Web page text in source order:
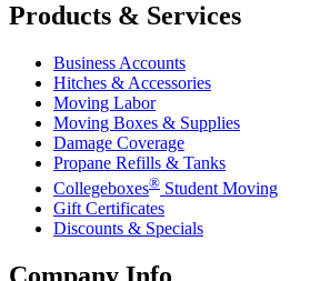
Products & Services
Business Accounts
Hitches & Accessories
Moving Labor
Moving Boxes & Supplies
Damage Coverage
Propane Refills & Tanks
Collegeboxes® Student Moving
Gift Certificates
Discounts & Specials
Company Info